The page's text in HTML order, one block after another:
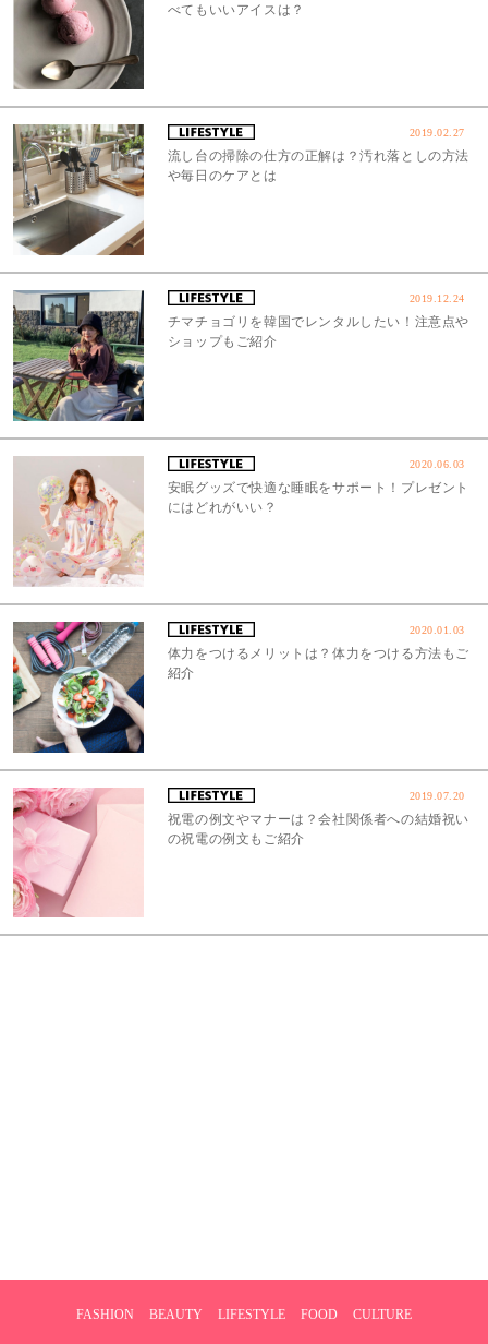
べてもいいアイスは？
2019.02.27
流し台の掃除の仕方の正解は？汚れ落としの方法
や毎日のケアとは
2019.12.24
チマチョゴリを韓国でレンタルしたい！注意点や
ショップもご紹介
2020.06.03
安眠グッズで快適な睡眠をサポート！プレゼント
にはどれがいい？
2020.01.03
体力をつけるメリットは？体力をつける方法もご
紹介
2019.07.20
祝電の例文やマナーは？会社関係者への結婚祝い
の祝電の例文もご紹介
FASHION BEAUTY LIFESTYLE FOOD CULTURE